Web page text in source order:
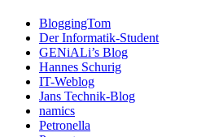
BloggingTom
Der Informatik-Student
GENiALi’s Blog
Hannes Schurig
IT-Weblog
Jans Technik-Blog
namics
Petronella